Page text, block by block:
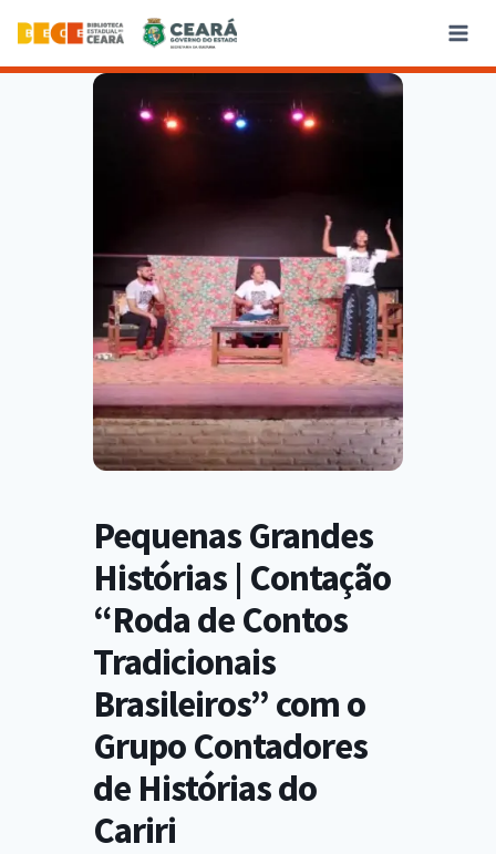
Pequenas Grandes
Histórias | Contação
“Roda de Contos
Tradicionais
Brasileiros” com o
Grupo Contadores
de Histórias do
Cariri